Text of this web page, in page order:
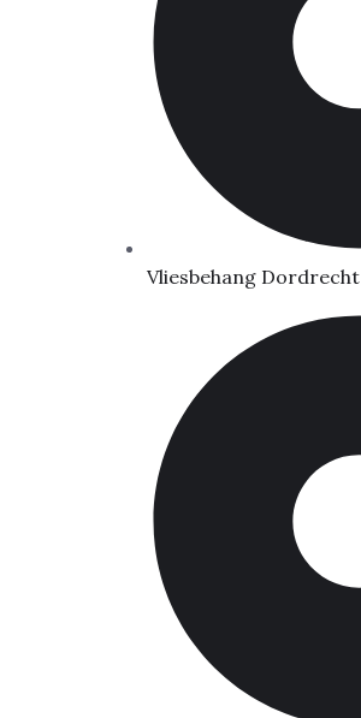
Vliesbehang Dordrecht